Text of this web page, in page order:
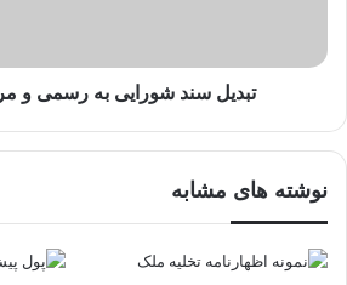
تبدیل سند شورایی به رسمی و
نوشته های مشابه